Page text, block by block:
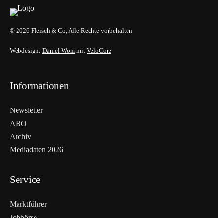
© 2026 Fleisch & Co, Alle Rechte vorbehalten
Webdesign: Daniel Wom mit VeloCore
Informationen
Newsletter
ABO
Archiv
Mediadaten 2026
Service
Marktführer